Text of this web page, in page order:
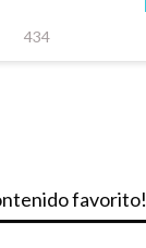
434
favorito!